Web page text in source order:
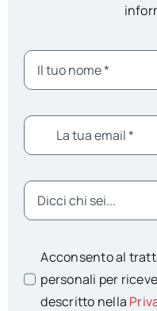
Acconsento al
personali per
descritto nella